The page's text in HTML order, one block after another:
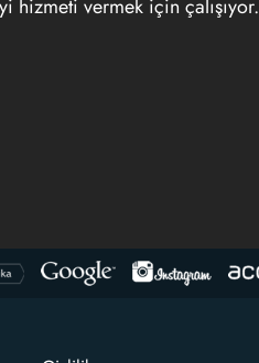
hizmeti vermek için çalışıyor.